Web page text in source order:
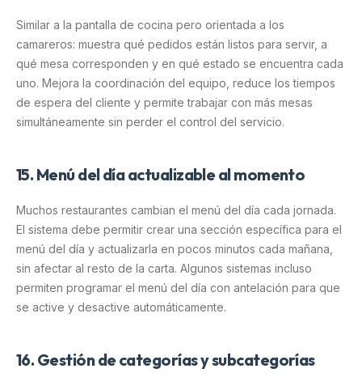
Similar a la pantalla de cocina pero orientada a los
camareros: muestra qué pedidos están listos para servir, a
qué mesa corresponden y en qué estado se encuentra cada
uno. Mejora la coordinación del equipo, reduce los tiempos
de espera del cliente y permite trabajar con más mesas
simultáneamente sin perder el control del servicio.
15. Menú del día actualizable al momento
Muchos restaurantes cambian el menú del día cada jornada.
El sistema debe permitir crear una sección específica para el
menú del día y actualizarla en pocos minutos cada mañana,
sin afectar al resto de la carta. Algunos sistemas incluso
permiten programar el menú del día con antelación para que
se active y desactive automáticamente.
16. Gestión de categorías y subcategorías